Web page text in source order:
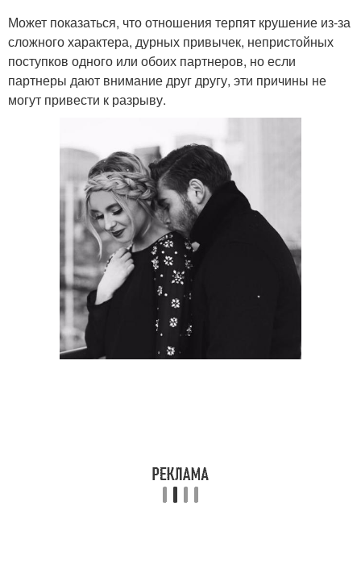
Может показаться, что отношения терпят крушение из-за
сложного характера, дурных привычек, непристойных
поступков одного или обоих партнеров, но если
партнеры дают внимание друг другу, эти причины не
могут привести к разрыву.